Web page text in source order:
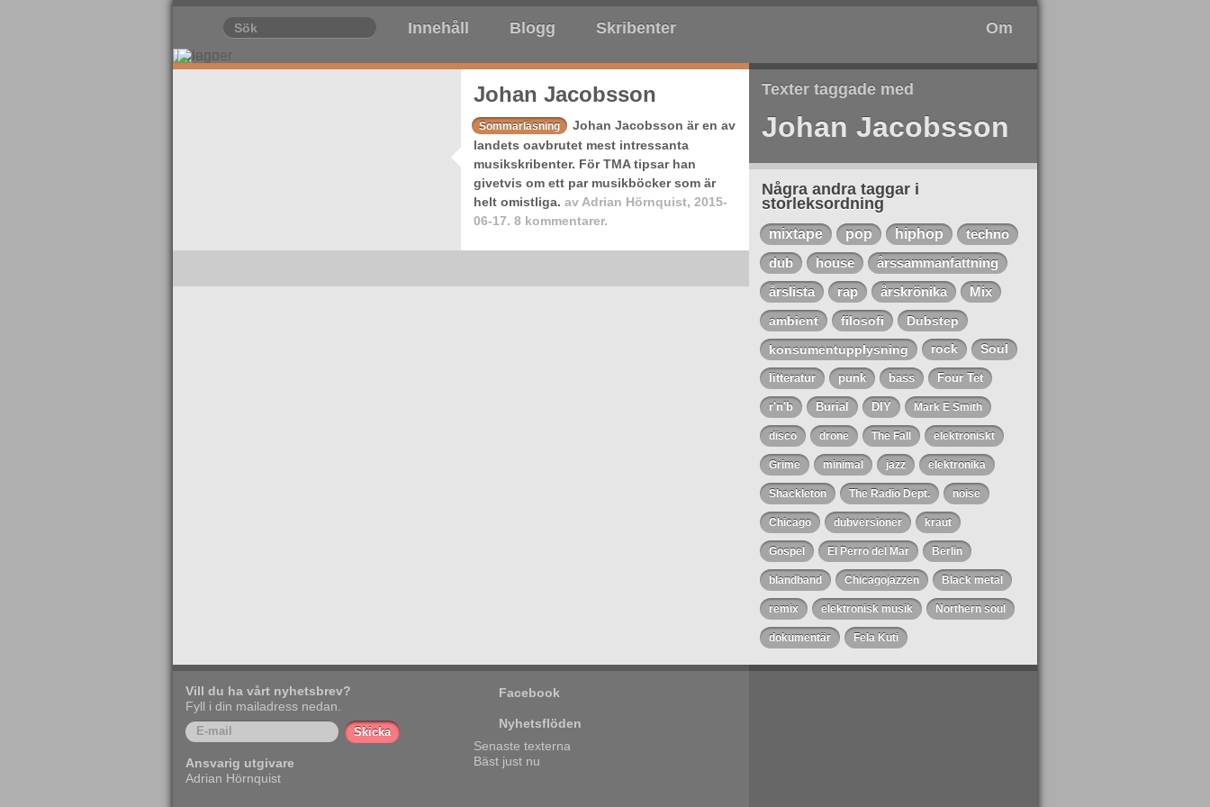
Innehåll Blogg Skribenter Om
Johan Jacobsson
Sommarläsning
Johan Jacobsson är en av
landets oavbrutet mest intressanta
musikskribenter. För TMA tipsar han
givetvis om ett par musikböcker som är
helt omistliga. av Adrian Hörnquist, 2015-
06-17. 8 kommentarer.
Texter taggade med
Johan Jacobsson
Några andra taggar i
storleksordning
mixtape pop hiphop
techno
dub
house
årssammanfattning
årslista
rap årskrönika
Mix
ambient
filosofi
Dubstep
konsumentupplysning
rock Soul
litteratur punk bass Four Tet
r'n'b Burial DIY Mark E Smith
disco drone The Fall elektroniskt
Grime minimal jazz elektronika
Shackleton The Radio Dept. noise
Chicago dubversioner kraut
Gospel El Perro del Mar Berlin
blandband Chicagojazzen Black metal
remix elektronisk musik Northern soul
dokumentär Fela Kuti
Vill du ha vårt nyhetsbrev?
Fyll i din mailadress nedan.
Ansvarig utgivare
Adrian Hörnquist
Facebook
Nyhetsflöden
Senaste texterna
Bäst just nu